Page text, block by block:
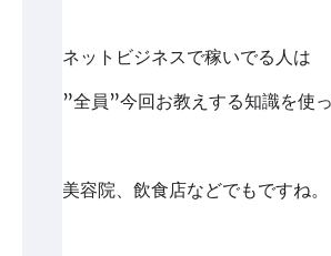
ネットビジネスで稼いでる人は
”全員”今回お教えする知識を使っ
美容院、飲食店などでもですね。